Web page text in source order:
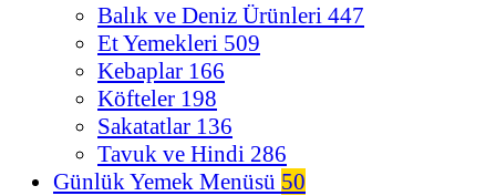
Balık ve Deniz Ürünleri 447
Et Yemekleri 509
Kebaplar 166
Köfteler 198
Sakatatlar 136
Tavuk ve Hindi 286
Günlük Yemek Menüsü 50